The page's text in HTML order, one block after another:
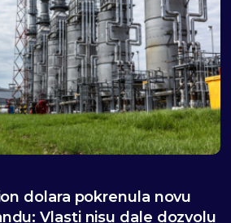
dolara pokrenula novu
Vlasti nisu dale dozvolu